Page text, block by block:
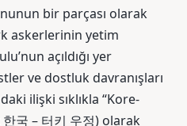
bir parçası olarak
askerlerinin yetim
açıldığı yer
ve dostluk davranışları
ilişki sıklıkla “Kore-
국 – 터키 우정) olarak